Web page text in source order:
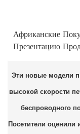
Африканские
Презентацию
Эти новые модели
высокой скорости
беспроводного
Посетители оценили